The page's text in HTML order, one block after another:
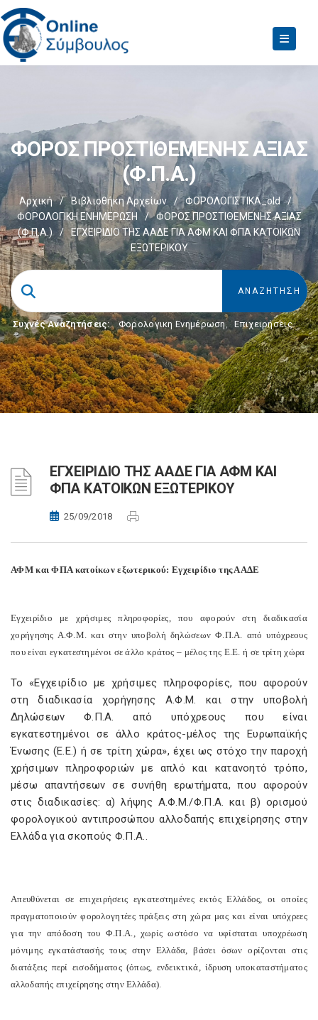
ΦΟΡΟΣ ΠΡΟΣΤΙΘΕΜΕΝΗΣ ΑΞΙΑΣ
(Φ.Π.Α.)
Αρχική / Βιβλιοθήκη Αρχείων / ΦΟΡΟΛΟΓΙΣΤΙΚΑ_old
/
ΦΟΡΟΛΟΓΙΚΗ ΕΝΗΜΕΡΩΣΗ
/
ΦΟΡΟΣ ΠΡΟΣΤΙΘΕΜΕΝΗΣ ΑΞΙΑΣ
(Φ.Π.Α.)
/
ΕΓΧΕΙΡΙΔΙΟ ΤΗΣ ΑΑΔΕ ΓΙΑ ΑΦΜ ΚΑΙ ΦΠΑ ΚΑΤΟΙΚΩΝ
ΕΞΩΤΕΡΙΚΟΥ
Συχνές Αναζητήσεις: Φορολογικη Ενημέρωση, Επιχειρήσεις
ΕΓΧΕΙΡΙΔΙΟ ΤΗΣ ΑΑΔΕ ΓΙΑ ΑΦΜ ΚΑΙ
ΦΠΑ ΚΑΤΟΙΚΩΝ ΕΞΩΤΕΡΙΚΟΥ
25/09/2018
ΑΦΜ και ΦΠΑ κατοίκων εξωτερικού: Εγχειρίδιο της ΑΑΔΕ
Εγχειρίδιο με χρήσιμες πληροφορίες, που αφορούν στη διαδικασία
χορήγησης Α.Φ.Μ. και στην υποβολή δηλώσεων Φ.Π.Α. από υπόχρεους
που είναι εγκατεστημένοι σε άλλο κράτος – μέλος της Ε.Ε. ή σε τρίτη χώρα
Το «Εγχειρίδιο με χρήσιμες πληροφορίες, που αφορούν
στη διαδικασία χορήγησης Α.Φ.Μ. και στην υποβολή
Δηλώσεων Φ.Π.Α. από υπόχρεους που είναι
εγκατεστημένοι σε άλλο κράτος-μέλος της Ευρωπαϊκής
Ένωσης (Ε.Ε.) ή σε τρίτη χώρα», έχει ως στόχο την παροχή
χρήσιμων πληροφοριών με απλό και κατανοητό τρόπο,
μέσω απαντήσεων σε συνήθη ερωτήματα, που αφορούν
στις διαδικασίες: α) λήψης Α.Φ.Μ./Φ.Π.Α. και β) ορισμού
φορολογικού αντιπροσώπου αλλοδαπής επιχείρησης στην
Ελλάδα για σκοπούς Φ.Π.Α..
Απευθύνεται σε επιχειρήσεις εγκατεστημένες εκτός Ελλάδος, οι οποίες
πραγματοποιούν φορολογητέες πράξεις στη χώρα μας και είναι υπόχρεες
για την απόδοση του Φ.Π.Α., χωρίς ωστόσο να υφίσταται υποχρέωση
μόνιμης εγκατάστασής τους στην Ελλάδα, βάσει όσων ορίζονται στις
διατάξεις περί εισοδήματος (όπως, ενδεικτικά, ίδρυση υποκαταστήματος
αλλοδαπής επιχείρησης στην Ελλάδα).